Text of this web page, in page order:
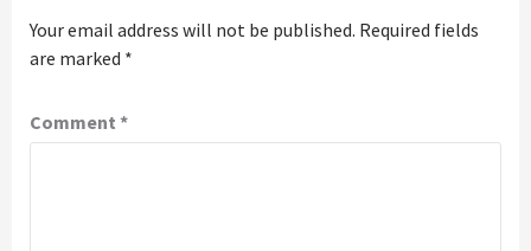
Your email address will not be published. Required fields
are marked *
Comment *